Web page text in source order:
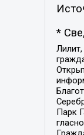
*
Парк